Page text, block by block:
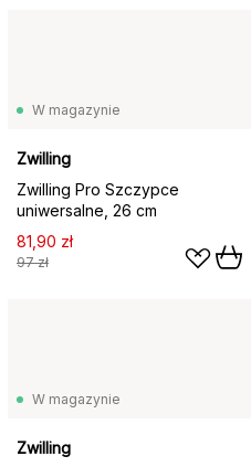
W magazynie
Zwilling
Zwilling Pro Szczypce
uniwersalne, 26 cm
81,90 zł
97 zł
W magazynie
Zwilling